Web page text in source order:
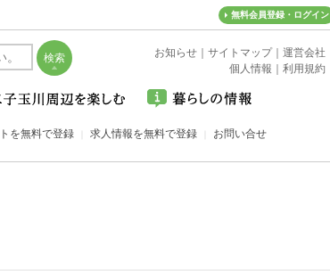
無料会員登録・ログイン
お知らせ サイトマップ｜ 運営会社
個人情報
利用規約
を無料で登録 求人情報を無料で登録 お問い合せ